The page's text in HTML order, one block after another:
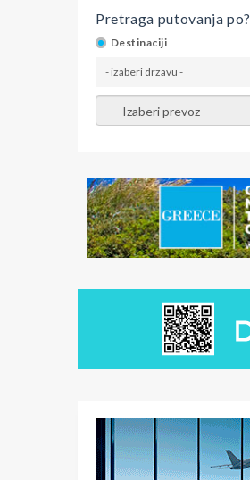
Pretraga putovanja po?
Destinaciji
- izaberi drzavu -
- izaberi prevoz -